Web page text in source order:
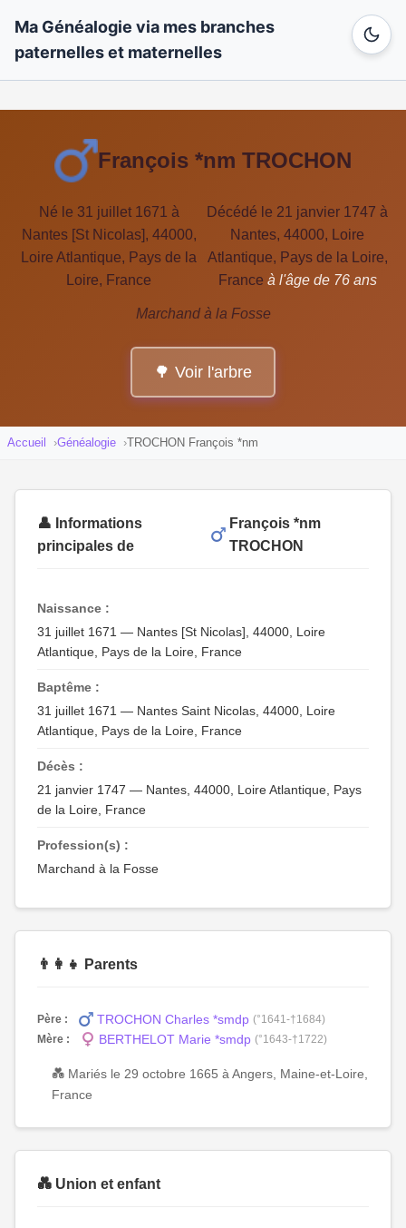
Ma Généalogie via mes branches
paternelles et maternelles
François *nm TROCHON
Né le 31 juillet 1671 à
Nantes [St Nicolas], 44000,
Loire Atlantique, Pays de la
Loire, France
Décédé le 21 janvier 1747 à
Nantes, 44000, Loire
Atlantique, Pays de la Loire,
France à l'âge de 76 ans
Marchand à la Fosse
🌳 Voir l'arbre
Accueil Généalogie TROCHON François *nm
👤 Informations
principales de
François *nm
TROCHON
Naissance :
31 juillet 1671 — Nantes [St Nicolas], 44000, Loire
Atlantique, Pays de la Loire, France
Baptême :
31 juillet 1671 — Nantes Saint Nicolas, 44000, Loire
Atlantique, Pays de la Loire, France
Décès :
21 janvier 1747 — Nantes, 44000, Loire Atlantique, Pays
de la Loire, France
Profession(s) :
Marchand à la Fosse
👨‍👩‍👧 Parents
Père : TROCHON Charles *smdp (°1641-†1684)
Mère :
BERTHELOT Marie *smdp (°1643-†1722)
💑 Mariés le 29 octobre 1665 à Angers, Maine-et-Loire,
France
💑 Union et enfant